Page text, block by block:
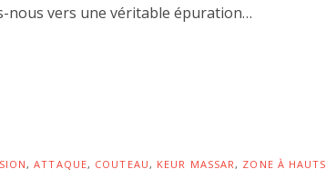
nous vers une véritable épuration…
,ATTAQUE, COUTEAU , KEUR MASSAR , ZONE À HAUTS